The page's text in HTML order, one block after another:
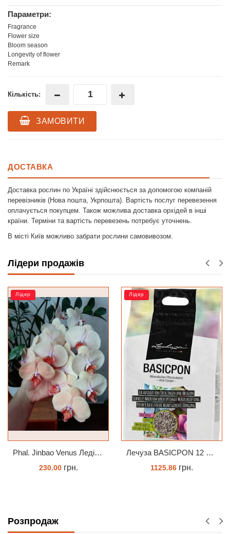
Параметри:
Fragrance
Flower size
Bloom season
Longevity of flower
Remark
Кількість:
ЗАМОВИТИ
ДОСТАВКА
Доставка рослин по Україні здійснюється за допомогою компаній
перевізників (Нова пошта, Укрпошта). Вартість послуг перевезення
оплачується покупцем. Також можлива доставка орхідей в інші
країни. Терміни та вартість перевезень потребує уточнень.
В місті Київ можливо забрати рослини самовивозом.
Лідери продажів
Лідер
Phal. Jinbao Venus Леді Мармелад 1.7 (торфстакан)
230.00грн.
Лідер
Лечуза BASICPON 12 літрів
1125.86 грн.
Розпродаж